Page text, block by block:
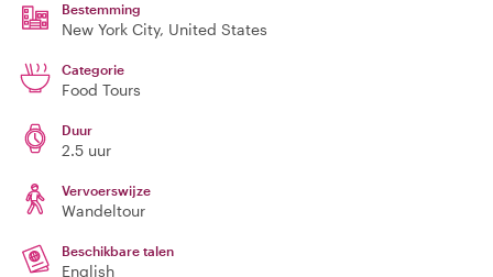
Bestemming
New York City, United States
Categorie
Food Tours
Duur
2.5 uur
Vervoerswijze
Wandeltour
Beschikbare talen
English